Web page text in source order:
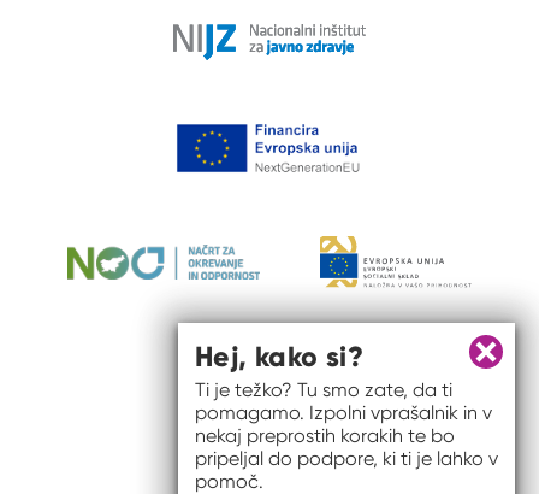
Zapri
Hej, kako si?
Ti je težko? Tu smo zate, da ti
pomagamo. Izpolni vprašalnik in v
nekaj preprostih korakih te bo
pripeljal do podpore, ki ti je lahko v
pomoč.